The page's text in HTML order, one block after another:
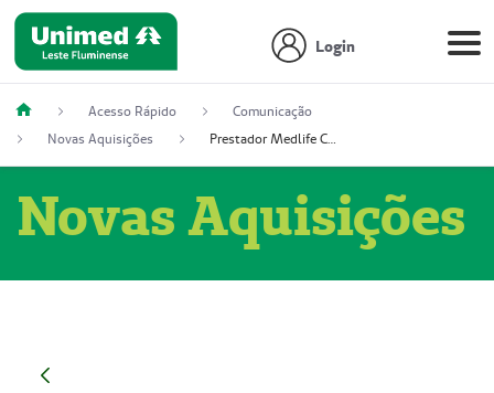
Login
Acesso Rápido
Comunicação
Novas Aquisições
Prestador Medlife Consultas e Diagnósticos (51004334-2)
Novas Aquisições